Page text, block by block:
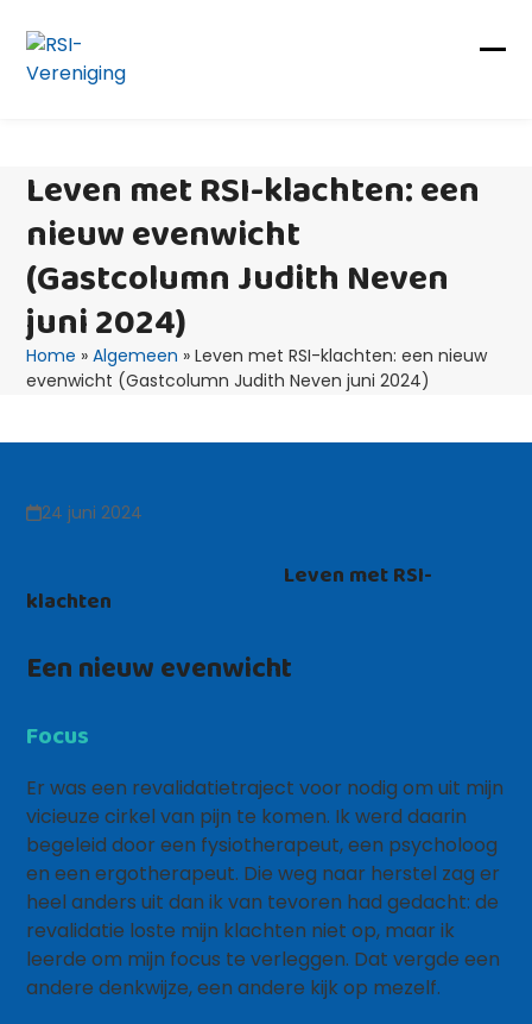
content
Leven met RSI-klachten: een
nieuw evenwicht
(Gastcolumn Judith Neven
juni 2024)
Home »Algemeen »Leven met RSI-klachten: een nieuw
evenwicht (Gastcolumn Judith Neven juni 2024)
24 juni 2024
Leven met RSI-
klachten
Een nieuw evenwicht
Focus
Er was een revalidatietraject voor nodig om uit mijn
vicieuze cirkel van pijn te komen. Ik werd daarin
begeleid door een fysiotherapeut, een psycholoog
en een ergotherapeut. Die weg naar herstel zag er
heel anders uit dan ik van tevoren had gedacht: de
revalidatie loste mijn klachten niet op, maar ik
leerde om mijn focus te verleggen. Dat vergde een
andere denkwijze, een andere kijk op mezelf.